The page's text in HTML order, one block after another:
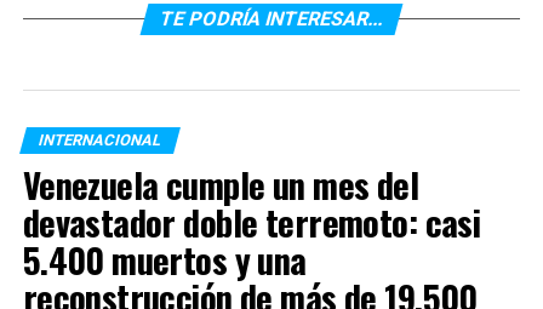
Teherán respondieron con fuertes advertencias y
El conflicto no sólo incrementó la tensión diplomática,
interrupciones en rutas energéticas internacionales.
Analistas advierten que cualquier alteración prolongada
en el estrecho de Ormuz podría impactar de manera
directa sobre el precio internacional del crudo, costos
TE PODRÍA INTERESAR...
INTERNACIONAL
Venezuela cumple un mes del
devastador doble terremoto: casi
5.400 muertos y una
reconstrucción de más de 19.500